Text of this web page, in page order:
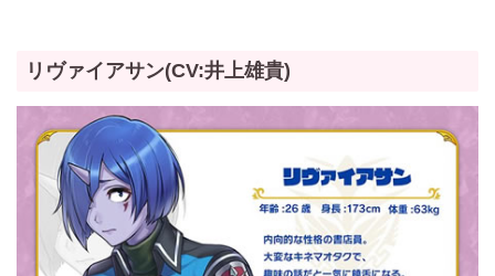
リヴァイアサン(CV:井上雄貴)